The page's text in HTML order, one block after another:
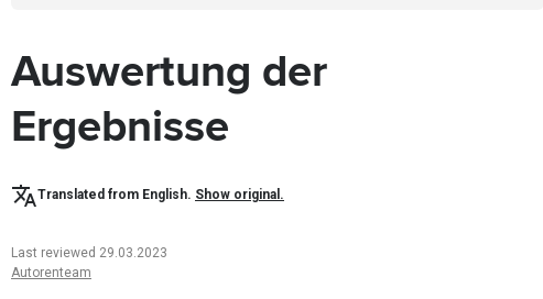
Auswertung der
Ergebnisse
Translated from English. Show original.
Last reviewed 29.03.2023
Autorenteam